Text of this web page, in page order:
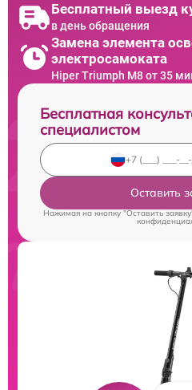
Бесплатный выезд
в день обращения
Замена элемента
электросамоката
Hiper Triumph M8 от 35
Бесплатная
специалистом
Оставить
Нажимая на кнопку "Оставить